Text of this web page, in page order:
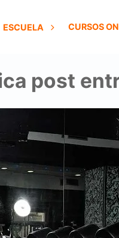
ESCUELA CURSOS
post